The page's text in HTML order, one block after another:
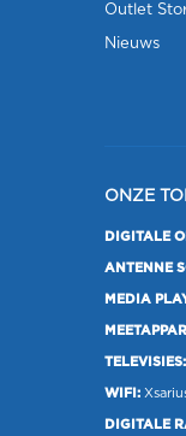
Outlet
Nieuws
ONZE
DIGITALE
ANTENNE
MEDIA
TELEVISIES:
WIFI:
DIGITALE